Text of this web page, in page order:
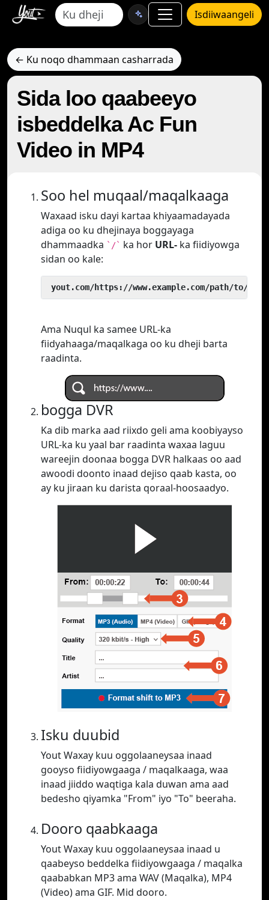
Isdiiwaangeli
← Ku noqo dhammaan casharrada
Sida loo qaabeeyo
isbeddelka Ac Fun
Video in MP4
Soo hel muqaal/maqalkaaga
Waxaad isku dayi kartaa khiyaamadayada
adiga oo ku dhejinaya boggayaga
dhammaadka `/` ka hor URL- ka fiidiyowga
sidan oo kale:
yout.com/https://www.example.com/path/to/
Ama Nuqul ka samee URL-ka
fiidyahaaga/maqalkaga oo ku dheji barta
raadinta.
bogga DVR
Ka dib marka aad riixdo geli ama koobiyayso
URL-ka ku yaal bar raadinta waxaa laguu
wareejin doonaa bogga DVR halkaas oo aad
awoodi doonto inaad dejiso qaab kasta, oo
ay ku jiraan ku darista qoraal-hoosaadyo.
Isku duubid
Yout Waxay kuu oggolaaneysaa inaad
gooyso fiidiyowgaaga / maqalkaaga, waa
inaad jiiddo waqtiga kala duwan ama aad
bedesho qiyamka "From" iyo "To" beeraha.
Dooro qaabkaaga
Yout Waxay kuu oggolaaneysaa inaad u
qaabeyso beddelka fiidiyowgaaga / maqalka
qaababkan MP3 ama WAV (Maqalka), MP4
(Video) ama GIF. Mid dooro.